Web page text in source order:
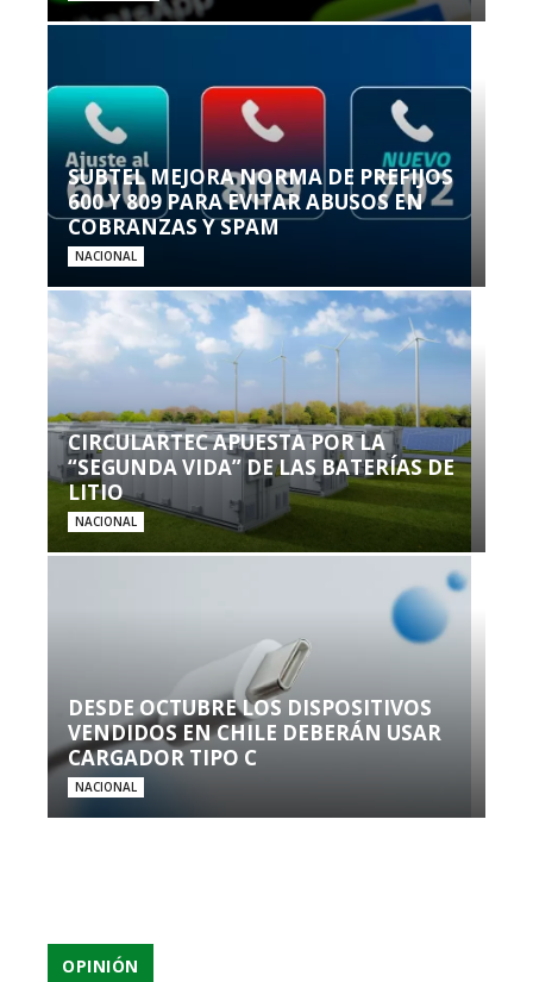
SUBTEL MEJORA NORMA DE PREFIJOS
600 Y 809 PARA EVITAR ABUSOS EN
COBRANZAS Y SPAM
NACIONAL
CIRCULARTEC APUESTA POR LA
“SEGUNDA VIDA” DE LAS BATERÍAS DE
LITIO
NACIONAL
DESDE OCTUBRE LOS DISPOSITIVOS
VENDIDOS EN CHILE DEBERÁN USAR
CARGADOR TIPO C
NACIONAL
OPINIÓN